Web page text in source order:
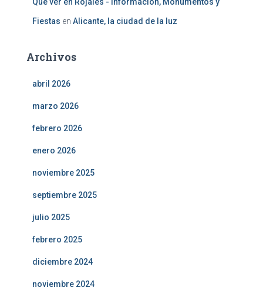
Fiestas en Alicante, la ciudad de la luz
Archivos
abril 2026
marzo 2026
febrero 2026
enero 2026
noviembre 2025
septiembre 2025
julio 2025
febrero 2025
diciembre 2024
noviembre 2024